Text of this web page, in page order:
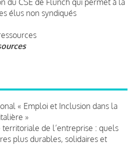
élus non syndiqués
« Emploi et Inclusion dans la
»
territoriale de l’entreprise : quels
plus durables, solidaires et